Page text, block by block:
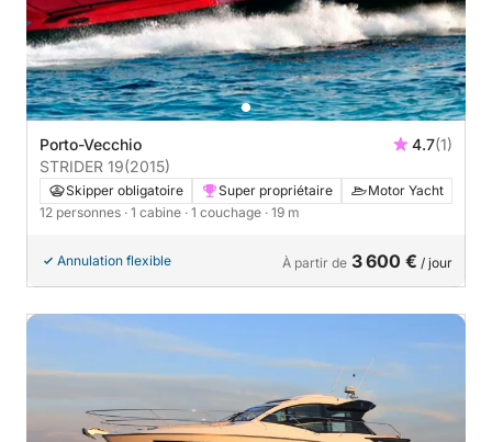
Porto-Vecchio 4.7(1)
STRIDER 19(2015)
Skipper obligatoire Super propriétaire
Motor Yacht
12 personnes · 1 cabine · 1 couchage · 19 m
Annulation flexible À partir de 3 600 € / jour